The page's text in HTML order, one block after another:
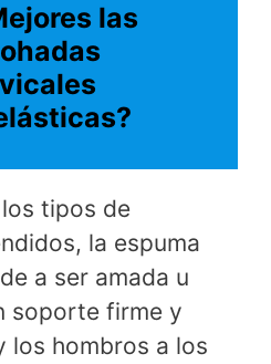
las
tipos de
la espuma
a ser amada u
soporte firme y
los hombros a los